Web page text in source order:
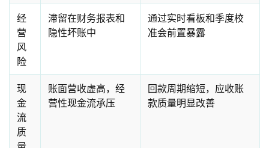
经
营
风
险
滞留在财务报表和
隐性坏账中
通过实时看板和季度校
准会前置暴露
现
金
流
质
账面营收虚高，经
营性现金流承压
回款周期缩短，应收账
款质量明显改善